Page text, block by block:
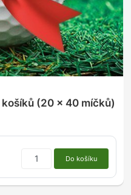
(20 x 40 míčků)
Do košíku